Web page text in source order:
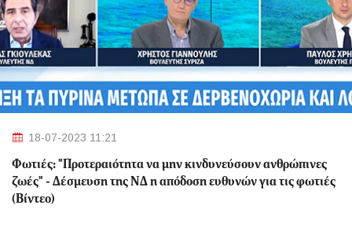
18-07-2023 11:21
Φωτιές: "Προτεραιότητα να μην κινδυνεύσουν ανθρώπινες
ζωές" - Δέσμευση της ΝΔ η απόδοση ευθυνών για τις φωτιές
(Βίντεο)